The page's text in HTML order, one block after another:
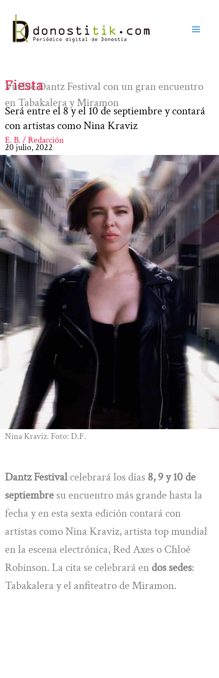
contenido
Fiesta
Vuelve Dantz Festival con un gran encuentro
en Tabakalera y Miramon
Será entre el 8 y el 10 de septiembre y contará
con artistas como Nina Kraviz
E. B. / Redacción
20 julio, 2022
Nina Kraviz. Foto: D.F.
Dantz Festival celebrará los días 8, 9 y 10 de
septiembre su encuentro más grande hasta la
fecha y en esta sexta edición contará con
artistas como Nina Kraviz, artista top mundial
en la escena electrónica, Red Axes o Chloé
Robinson. La cita se celebrará en dos sedes:
Tabakalera y el anfiteatro de Miramon.